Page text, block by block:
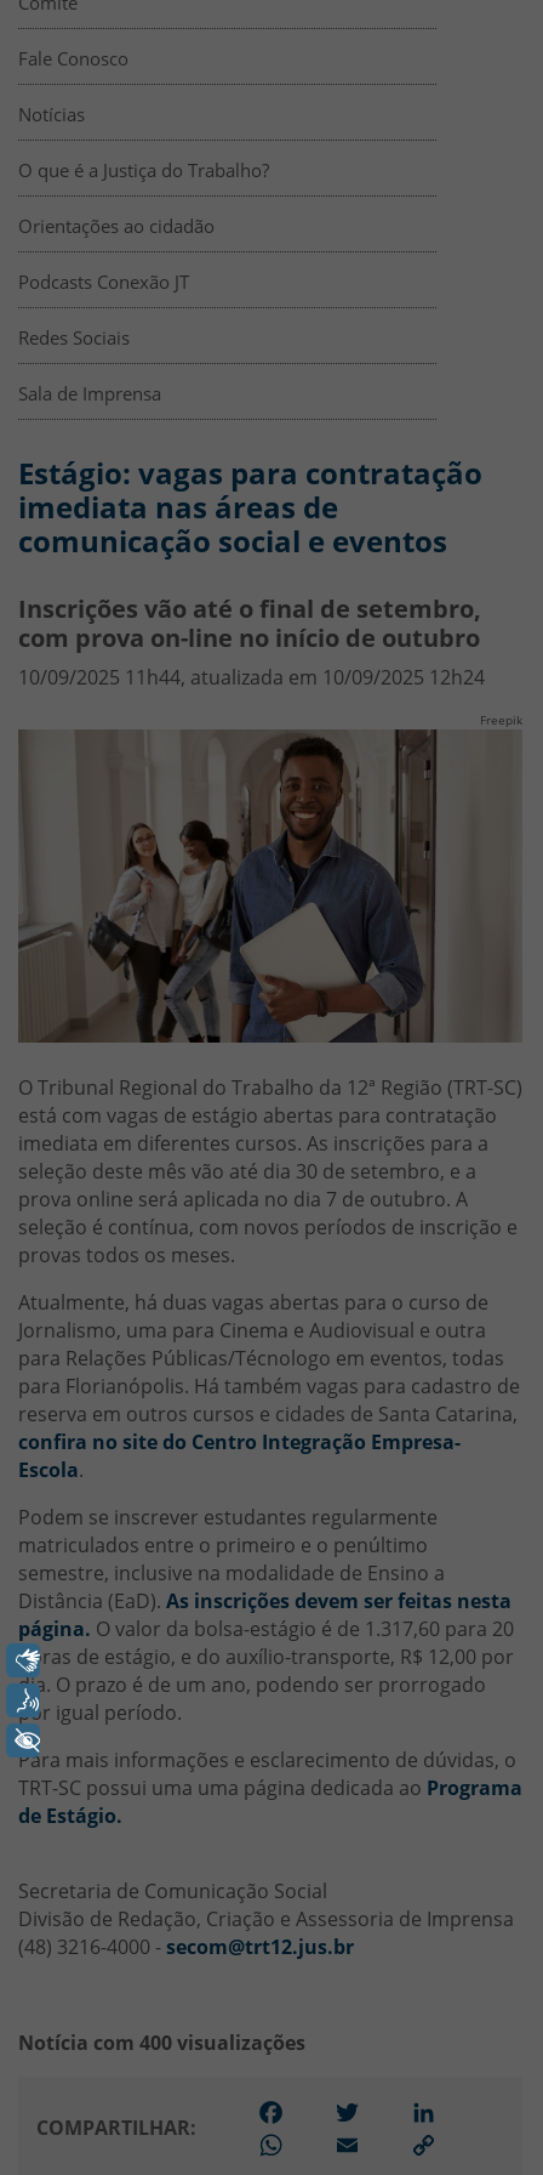
Fale Conosco
Notícias
O que é a Justiça do Trabalho?
Orientações ao cidadão
Podcasts Conexão JT
Redes Sociais
Sala de Imprensa
Estágio: vagas para contratação
imediata nas áreas de
comunicação social e eventos
Inscrições vão até o final de setembro,
com prova on-line no início de outubro
10/09/2025 11h44, atualizada em 10/09/2025 12h24
Freepik
O Tribunal Regional do Trabalho da 12ª Região (TRT-SC)
está com vagas de estágio abertas para contratação
imediata em diferentes cursos. As inscrições para a
seleção deste mês vão até dia 30 de setembro, e a
prova online será aplicada no dia 7 de outubro. A
seleção é contínua, com novos períodos de inscrição e
provas todos os meses.
Atualmente, há duas vagas abertas para o curso de
Jornalismo, uma para Cinema e Audiovisual e outra
para Relações Públicas/Técnologo em eventos, todas
para Florianópolis. Há também vagas para cadastro de
reserva em outros cursos e cidades de Santa Catarina,
confira no site do Centro Integração Empresa-
Escola.
Podem se inscrever estudantes regularmente
matriculados entre o primeiro e o penúltimo
semestre, inclusive na modalidade de Ensino a
Distância (EaD). As inscrições devem ser feitas nesta
página. O valor da bolsa-estágio é de 1.317,60 para 20
horas de estágio, e do auxílio-transporte, R$ 12,00 por
dia. O prazo é de um ano, podendo ser prorrogado
por igual período.
Para mais informações e esclarecimento de dúvidas, o
TRT-SC possui uma uma página dedicada ao Programa
de Estágio.
Secretaria de Comunicação Social
Divisão de Redação, Criação e Assessoria de Imprensa
(48) 3216-4000 -secom@trt12.jus.br
Notícia com 400 visualizações
COMPARTILHAR:
Facebook Twitter
WhatsApp
Libras
Voz